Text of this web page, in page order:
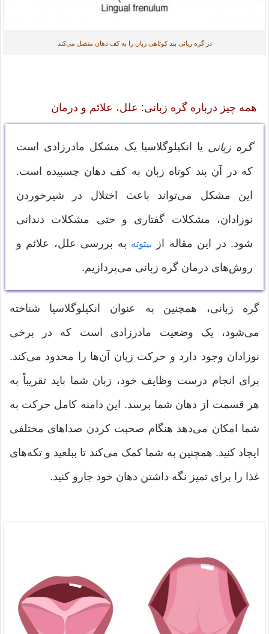
در گره زبانی بند کوتاهی زبان را به کف دهان متصل می‌کند
همه چیز درباره گره زبانی: علل، علائم و درمان
گره زبانی یا انکیلوگلاسیا یک مشکل مادرزادی است
که در آن بند کوتاه زبان به کف دهان چسبیده است.
این مشکل می‌تواند باعث اختلال در شیرخوردن
نوزادان، مشکلات گفتاری و حتی مشکلات دندانی
شود. در این مقاله از
بیتوته به بررسی علل، علائم و
روش‌های درمان گره زبانی می‌پردازیم.
گره زبانی، همچنین به عنوان انکیلوگلاسیا شناخته
می‌شود، یک وضعیت مادرزادی است که در برخی
نوزادان وجود دارد و حرکت زبان آن‌ها را محدود می‌کند.
برای انجام درست وظایف خود، زبان شما باید تقریباً به
هر قسمت از دهان شما برسد. این دامنه کامل حرکت به
شما امکان می‌دهد هنگام صحبت کردن صداهای مختلفی
ایجاد کنید. همچنین به شما کمک می‌کند تا ببلعید و تکه‌های
غذا را برای تمیز نگه داشتن دهان خود جارو کنید.